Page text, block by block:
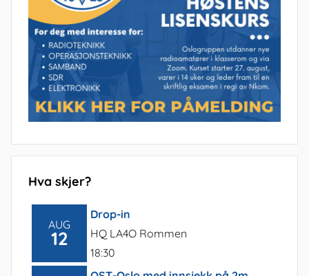
Hva skjer?
AUG
12
Drop-in
HQ LA4O Rommen
18:30